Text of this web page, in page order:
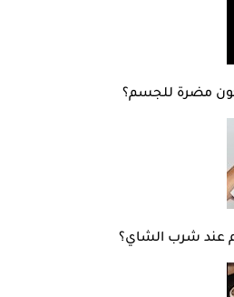
مضرة للجسم؟
عند شرب الشاي؟